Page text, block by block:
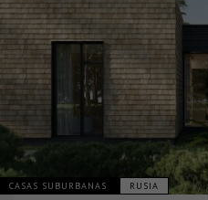
CASAS SUBURBANAS RUSIA